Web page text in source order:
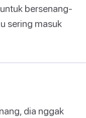
bersenang-
sering masuk
dia nggak